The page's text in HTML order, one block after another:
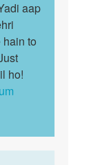
aap
to
ho!